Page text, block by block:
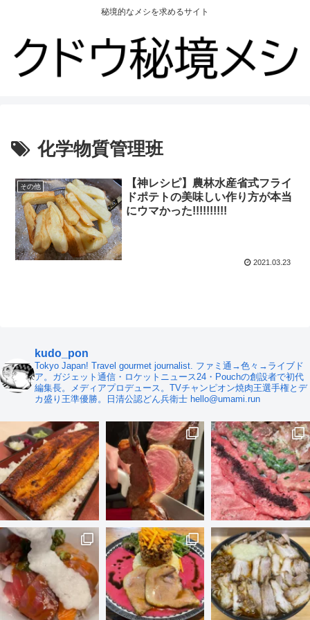
秘境的なメシを求めるサイト
化学物質管理班
その他
【神レシピ】農林水産省式フライ
ドポテトの美味しい作り方が本当
にウマかった!!!!!!!!!!
2021.03.23
kudo_pon
Tokyo Japan! Travel gourmet journalist. ファミ通→色々→ライブド
ア。ガジェット通信・ロケットニュース24・Pouchの創設者で初代
編集長。メディアプロデュース。TVチャンピオン焼肉王選手権とデ
カ盛り王準優勝。日清公認どん兵衛士 hello@umami.run